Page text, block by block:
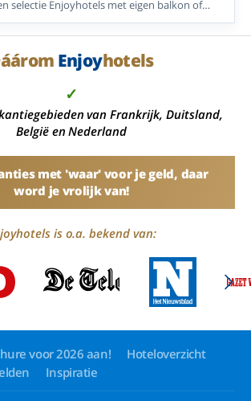
selectie Enjoyhotels met eigen balkon of
in onder meer Ameland, Groningen, de
kust, de Ardennen, de Rijnstreek, het
(Hoch)Sauerland.
Enjoyhotels
✓
van Frankrijk, Duitsland,
België en Nederland
met 'waar' voor je geld, daar
word je vrolijk van!
is o.a. bekend van:
voor 2026 aan!
Hoteloverzicht
Inspiratie